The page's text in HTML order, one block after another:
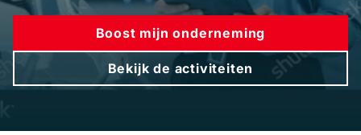
Boost mijn onderneming
Bekijk de activiteiten